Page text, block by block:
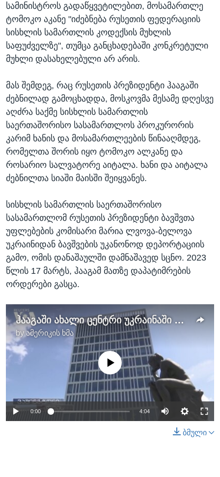
სამინისტროს გადაწყვეტილებით, მოსამართლე
ტომოკო აკანე "იძებნება რუსეთის ფედერაციის
სისხლის სამართლის კოდექსის მუხლის
საფუძველზე", თუმცა განცხადებაში კონკრეტული
მუხლი დასახელებული არ არის.
მას შემდეგ, რაც რუსეთის პრეზიდენტი ჰააგაში
ძებნილად გამოცხადდა, მოსკოვმა მესამე დღესვე
აღძრა საქმე სისხლის სამართლის
საერთაშორისო სასამართლოს პროკურორის
კარიმ ხანის და მოსამართლეების წინააღმდეგ,
რომელთა შორის იყო ტომოკო ალკანე და
როსარიო სალვატორე აიტალა. ხანი და აიტალა
ძებნილთა სიაში მაისში შეიყვანეს.
სისხლის სამართლის საერთაშორისო
სასამართლომ რუსეთის პრეზიდენტი ბავშვთა
უფლებების კომისარი მარია ლვოვა-ბელოვა
უკრაინიდან ბავშვების უკანონოდ დეპორტაციის
გამო, ომის დანაშაულში დამნაშავედ სცნო. 2023
წლის 17 მარტს, ჰააგამ მათზე დაპატიმრების
ორდერები გასცა.
ჰააგაში ახალი ცენტრი უკრაინაში რუსეთის აგრესიის დანაშაულს გამოიძიებს
by ამერიკის ხმა
No media source currently available
0:00 4:04
ბმული